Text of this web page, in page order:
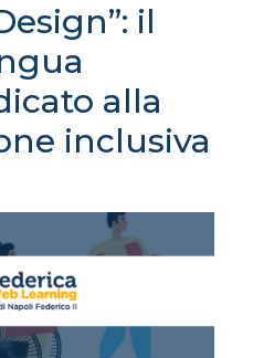
il
alla
inclusiva